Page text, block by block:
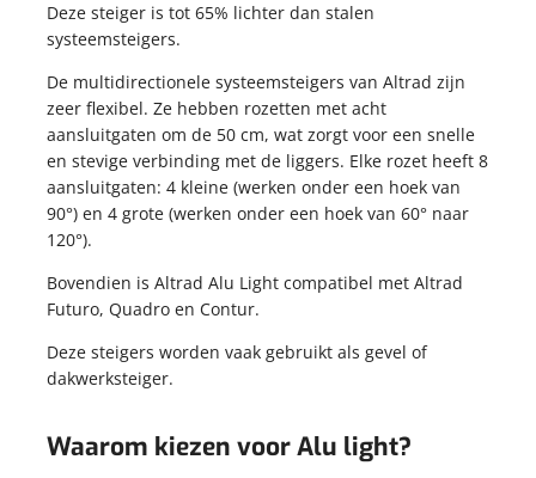
KOPPELINGEN
STEIGERNETTEN
STEIGERPLANKEN
WERKBRUGGEN
ROLSTEIGERS
STEIGERPLANKEN
WERKBRUGGEN
ROLSTEIGERS
Deze steiger is tot 65% lichter dan stalen
systeemsteigers.
De multidirectionele systeemsteigers van Altrad zijn
zeer flexibel. Ze hebben rozetten met acht
aansluitgaten om de 50 cm, wat zorgt voor een snelle
en stevige verbinding met de liggers. Elke rozet heeft 8
aansluitgaten: 4 kleine (werken onder een hoek van
90°) en 4 grote (werken onder een hoek van 60° naar
120°).
Bovendien is Altrad Alu Light compatibel met Altrad
Futuro, Quadro en Contur.
Deze steigers worden vaak gebruikt als gevel of
dakwerksteiger.
Waarom kiezen voor Alu light?